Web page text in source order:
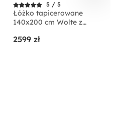
5 / 5
Łóżko tapicerowane
140x200 cm Wolte z
welur
2599 zł